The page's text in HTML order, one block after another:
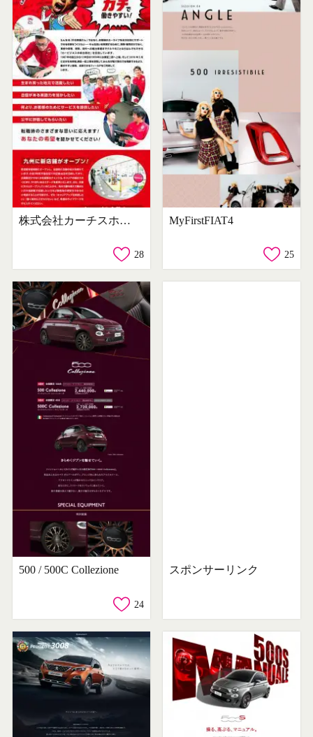
株式会社カーチスホールディングス求人
28
MyFirstFIAT4
25
500 / 500C Collezione
24
スポンサーリンク